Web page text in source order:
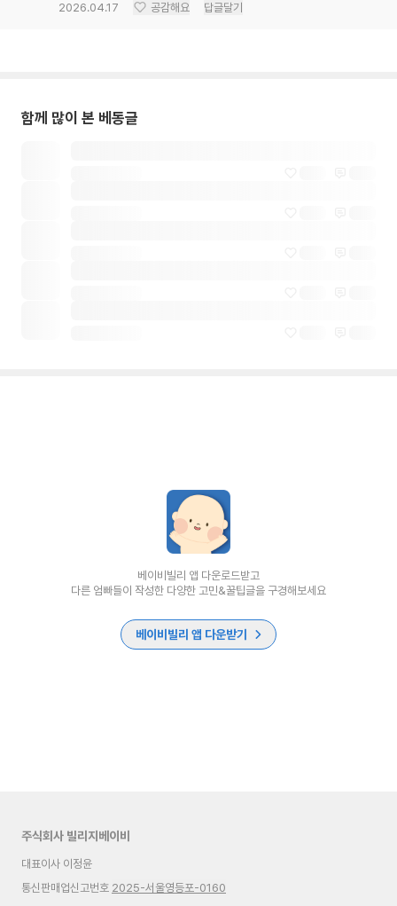
2026.04.17 공감해요 답글달기
함께 많이 본 베동글
베이비빌리 앱 다운로드받고
다른 엄빠들이 작성한 다양한 고민&꿀팁글을 구경해보세요
베이비빌리 앱 다운받기
주식회사 빌리지베이비
대표이사 이정윤
통신판매업신고번호 2025-서울영등포-0160